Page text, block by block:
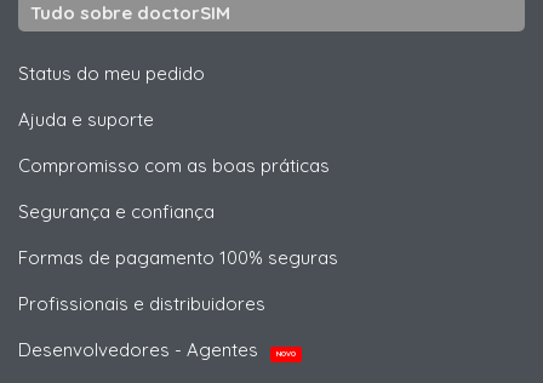
Tudo sobre doctorSIM
Status do meu pedido
Ajuda e suporte
Compromisso com as boas práticas
Segurança e confiança
Formas de pagamento 100% seguras
Profissionais e distribuidores
Desenvolvedores - Agentes
NOVO